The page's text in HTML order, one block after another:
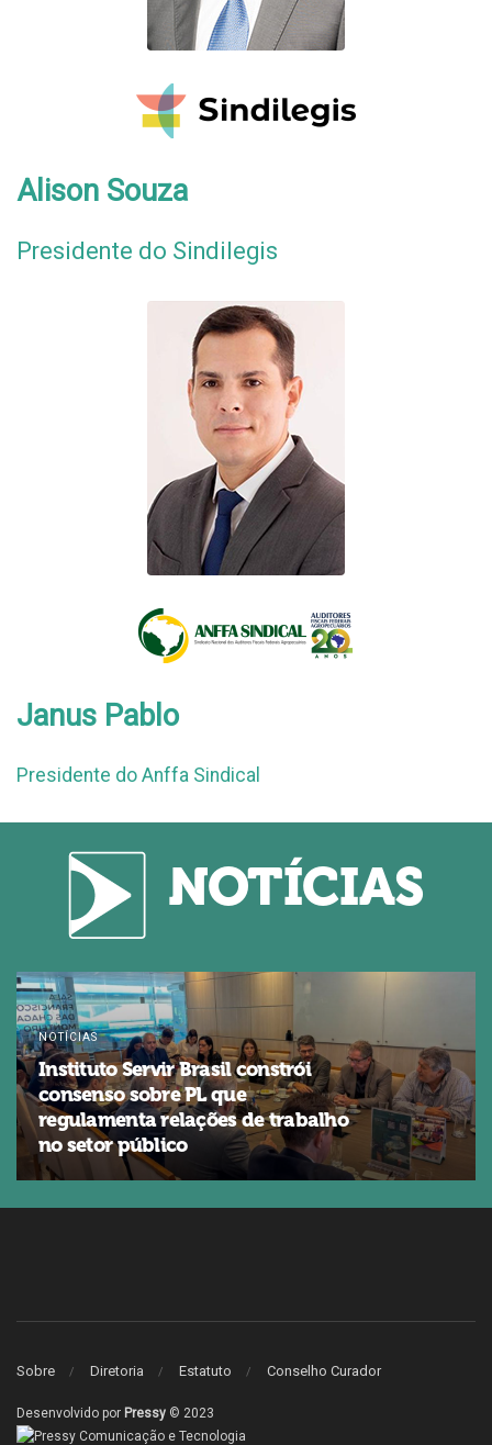
Alison Souza
Presidente do Sindilegis
Janus Pablo
Presidente do Anffa Sindical
NOTÍCIAS
NOTÍCIAS
Instituto Servir Brasil constrói
consenso sobre PL que
regulamenta relações de trabalho
no setor público
Sobre Diretoria Estatuto Conselho Curador
Desenvolvido por Pressy © 2023